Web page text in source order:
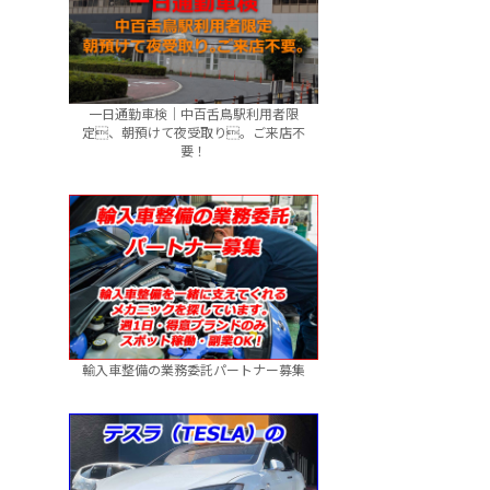
一日通勤車検｜中百舌鳥駅利用者限
定、朝預けて夜受取り。ご来店不
要！
輸入車整備の業務委託パートナー募集